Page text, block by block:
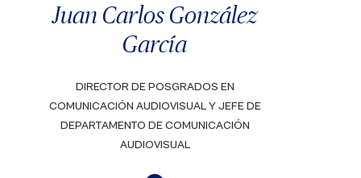
Juan Carlos González
García
DIRECTOR DE POSGRADOS EN
COMUNICACIÓN AUDIOVISUAL Y JEFE DE
DEPARTAMENTO DE COMUNICACIÓN
AUDIOVISUAL